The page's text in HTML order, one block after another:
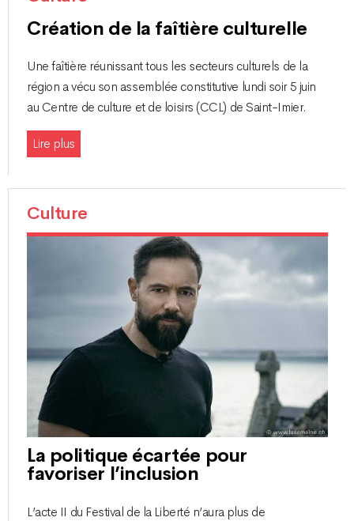
Création de la faîtière culturelle
Une faîtière réunissant tous les secteurs culturels de la
région a vécu son assemblée constitutive lundi soir 5 juin
au Centre de culture et de loisirs (CCL) de Saint-Imier.
Lire plus
Culture
La politique écartée pour
favoriser l’inclusion
L’acte II du Festival de la Liberté n’aura plus de